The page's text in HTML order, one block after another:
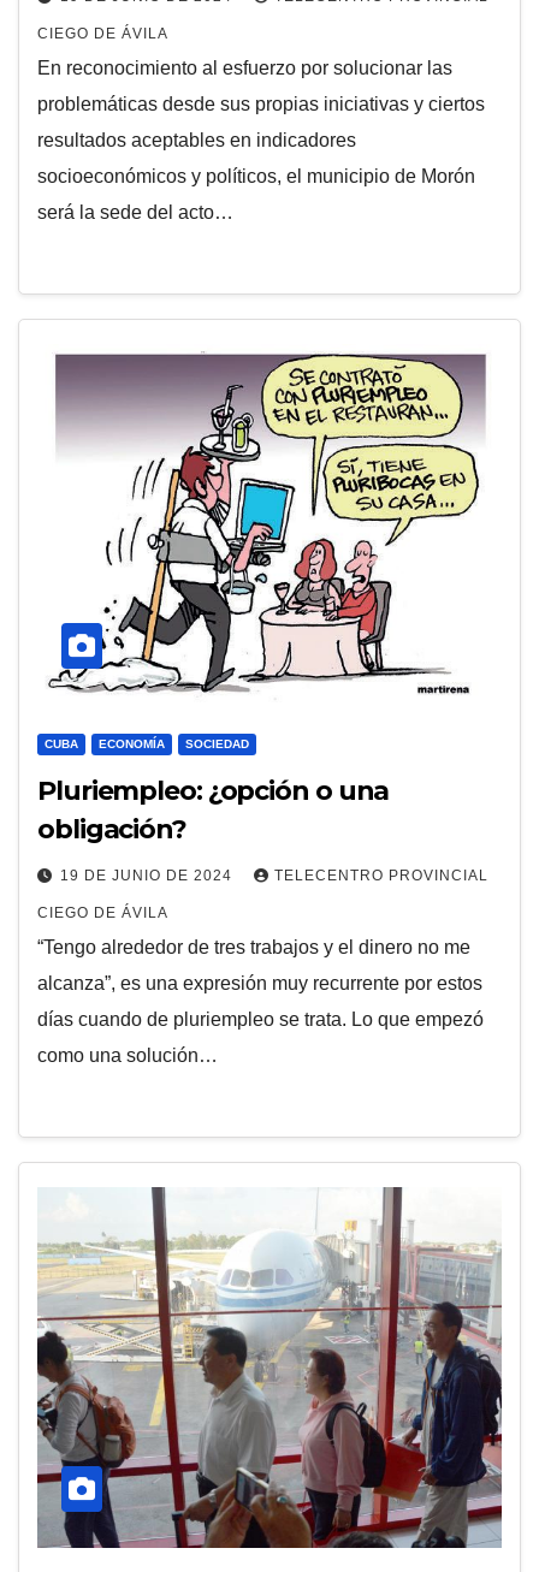
CIEGO DE ÁVILA
En reconocimiento al esfuerzo por solucionar las
problemáticas desde sus propias iniciativas y ciertos
resultados aceptables en indicadores
socioeconómicos y políticos, el municipio de Morón
será la sede del acto…
CUBA ECONOMÍA SOCIEDAD
Pluriempleo: ¿opción o una
obligación?
19 DE JUNIO DE 2024 TELECENTRO PROVINCIAL
CIEGO DE ÁVILA
“Tengo alrededor de tres trabajos y el dinero no me
alcanza”, es una expresión muy recurrente por estos
días cuando de pluriempleo se trata. Lo que empezó
como una solución…